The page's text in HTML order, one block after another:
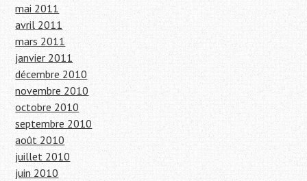
mai 2011
avril 2011
mars 2011
janvier 2011
décembre 2010
novembre 2010
octobre 2010
septembre 2010
août 2010
juillet 2010
juin 2010